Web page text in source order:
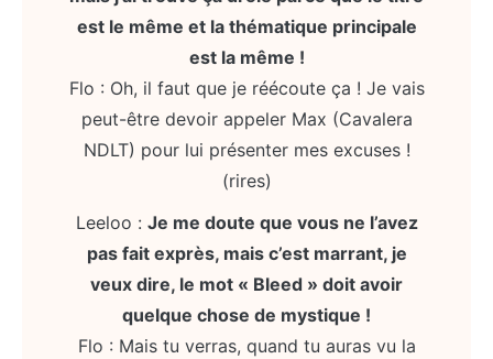
est le même et la thématique principale
est la même !
Flo : Oh, il faut que je réécoute ça ! Je vais
peut-être devoir appeler Max (Cavalera
NDLT) pour lui présenter mes excuses !
(rires)
Leeloo : Je me doute que vous ne l’avez
pas fait exprès, mais c’est marrant, je
veux dire, le mot « Bleed » doit avoir
quelque chose de mystique !
Flo : Mais tu verras, quand tu auras vu la